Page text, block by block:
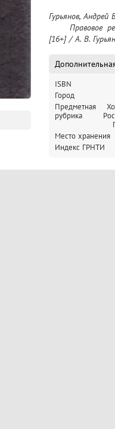
охраны
материальной
для научных
Гурьянов, Андрей
	Правовое регулирование отношений корпоративного контроля и управления в холдингах :
[16+] / А. В.
ISBN
Город
Предметная
рубрика
Место хранения
Индекс ГРНТИ